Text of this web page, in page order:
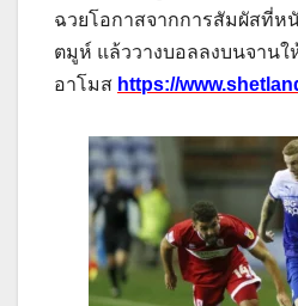
ฉวยโอกาสจากการสัมผัสที่ห
ตมูห์ แล้ววางบอลลงบนจาน
อาโมส https://